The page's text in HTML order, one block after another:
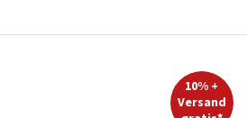
10% +
Versand